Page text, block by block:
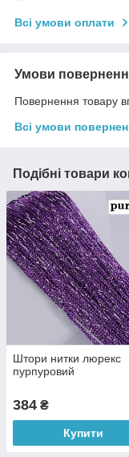
Всі умови оплати
Умови
Повернення товару
Всі умови
Подібні товари
Штори нитки люрекс
пурпуровий
384 ₴
Купити